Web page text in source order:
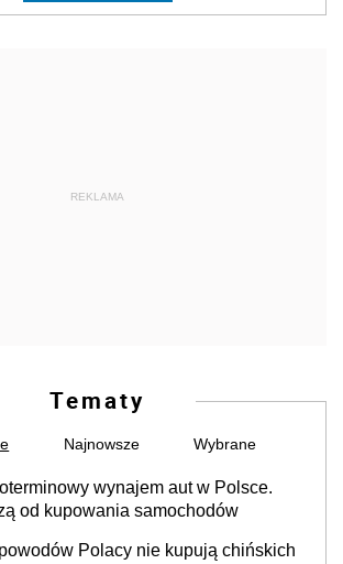
REKLAMA
Tematy
Najnowsze Wybrane
wynajem aut w Polsce.
od kupowania samochodów
Polacy nie kupują chińskich